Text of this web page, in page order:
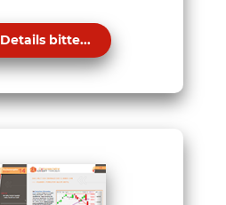
bitte...